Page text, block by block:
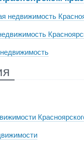
недвижимость